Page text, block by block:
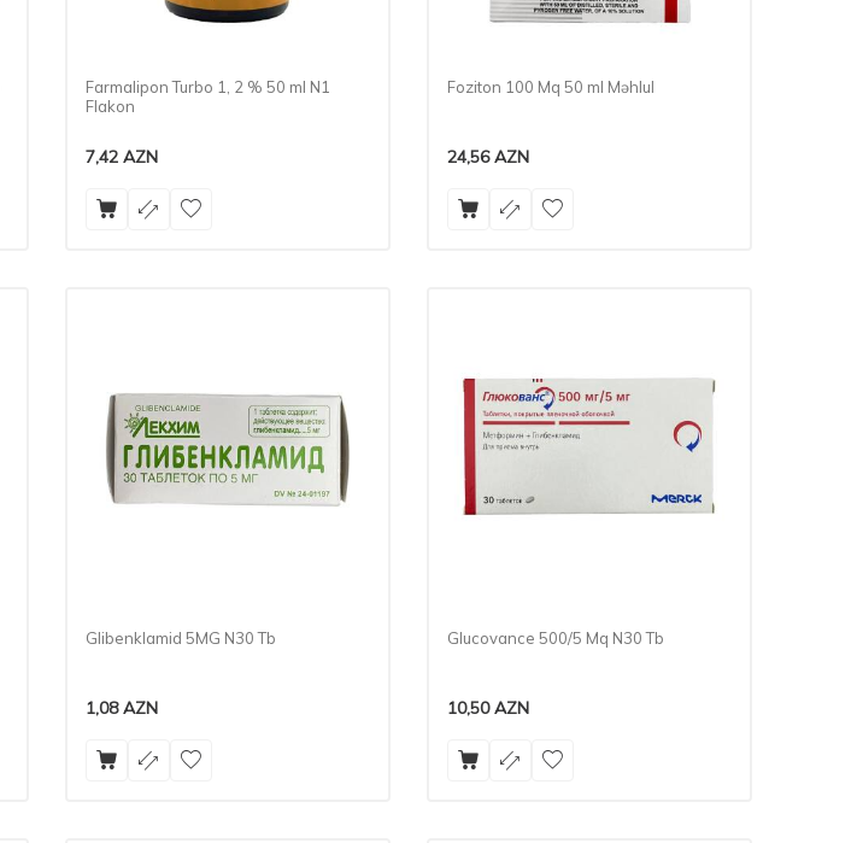
Farmalipon Turbo 1, 2 % 50 ml N1
Flakon
7,42AZN
Foziton 100 Mq 50 ml Məhlul
24,56AZN
Glibenklamid 5MG N30 Tb
1,08AZN
Glucovance 500/5 Mq N30 Tb
10,50AZN